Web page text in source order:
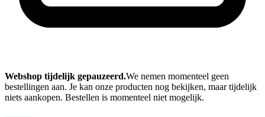
Webshop tijdelijk gepauzeerd.We nemen momenteel geen
bestellingen aan. Je kan onze producten nog bekijken, maar tijdelijk
niets aankopen. Bestellen is momenteel niet mogelijk.